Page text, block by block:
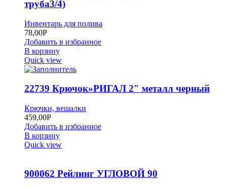
труба3/4)
Инвентарь для полива
78,00Р
Добавить в избранное
В корзину
Quick view
22739 Крючок»РИГАЛ 2″ металл черный
Крючки, вешалки
459,00Р
Добавить в избранное
В корзину
Quick view
900062 Рейлинг УГЛОВОЙ 90